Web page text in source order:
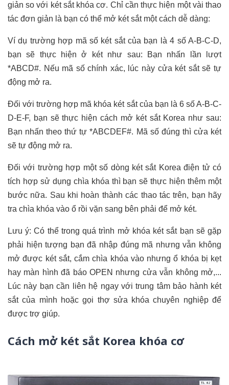
giản so với két sắt khóa cơ. Chỉ cần thực hiện một vài thao
tác đơn giản là bạn có thể mở két sắt một cách dễ dàng:
Ví dụ trường hợp mã số két sắt của bạn là 4 số A-B-C-D,
bạn sẽ thực hiện ở két như sau: Bạn nhấn lần lượt
*ABCD#. Nếu mã số chính xác, lúc này cửa két sắt sẽ tự
động mở ra.
Đối với trường hợp mã khóa két sắt của bạn là 6 số A-B-C-
D-E-F, bạn sẽ thực hiện cách mở két sắt Korea như sau:
Bạn nhấn theo thứ tự *ABCDEF#. Mã số đúng thì cửa két
sẽ tự động mở ra.
Đối với trường hợp một số dòng két sắt Korea điện tử có
tích hợp sử dụng chìa khóa thì bạn sẽ thực hiện thêm một
bước nữa. Sau khi hoàn thành các thao tác trên, bạn hãy
tra chìa khóa vào ổ rồi vặn sang bên phải để mở két.
Lưu ý: Có thể trong quá trình mở khóa két sắt bạn sẽ gặp
phải hiện tượng bạn đã nhập đúng mã nhưng vẫn không
mở được két sắt, cắm chìa khóa vào nhưng ổ khóa bị kẹt
hay màn hình đã báo OPEN nhưng cửa vẫn không mở,...
Lúc này bạn cần liên hệ ngay với trung tâm bảo hành két
sắt của mình hoặc gọi thợ sửa khóa chuyên nghiệp để
được trợ giúp.
Cách mở két sắt Korea khóa cơ